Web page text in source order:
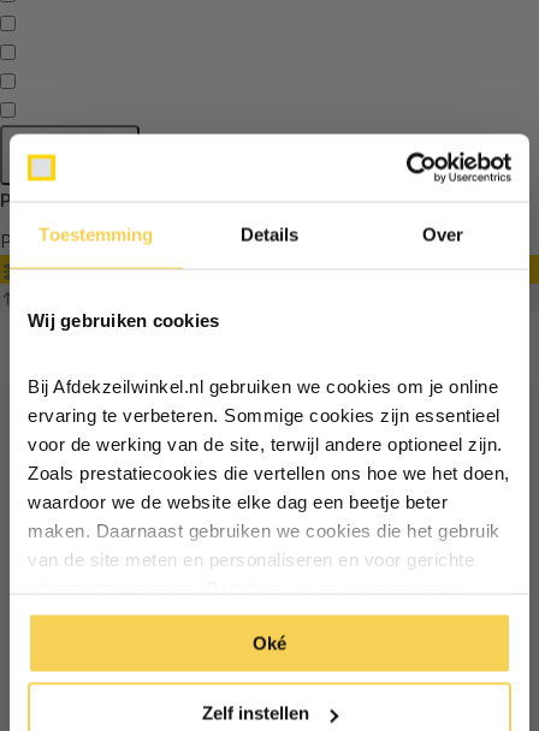
Toestemming Details Over
Wij gebruiken cookies
Bij Afdekzeilwinkel.nl gebruiken we cookies om je online
ervaring te verbeteren. Sommige cookies zijn essentieel
voor de werking van de site, terwijl andere optioneel zijn.
Zoals prestatiecookies die vertellen ons hoe we het doen,
waardoor we de website elke dag een beetje beter
maken. Daarnaast gebruiken we cookies die het gebruik
van de site meten en personaliseren en voor gerichte
manier. Klik op 'Oké' om alle cookies te accepteren. Of
klik op ‘alleen essentiele’ als je niet akkoord gaat met
cookies.
Oké
Zelf instellen
Apply filters
Producten getagd met lichtgrijs
Producten
Filter
Ontvang €5 korting
Schrijf je in voor de nieuwsbrief en ontvang €5 welkomstkorting!
Email
Ontvang €5,- korting!
Schrijf je in voor de nieuwsbrief en
Vul je e-mailadres in‍⁪⁪
Particulier Zakelijk
Inschrijven
*Geldig bij minimale besteding vanaf €75